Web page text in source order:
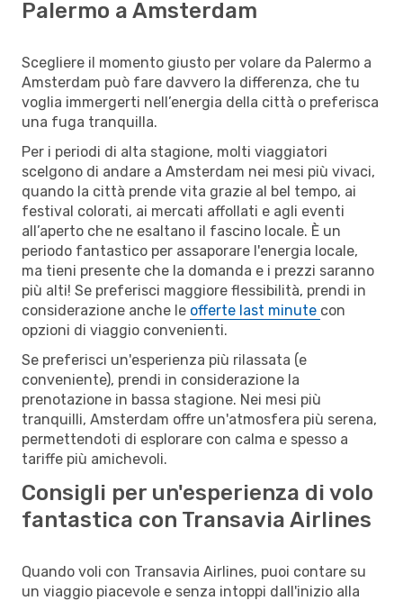
Palermo a Amsterdam
Scegliere il momento giusto per volare da Palermo a
Amsterdam può fare davvero la differenza, che tu
voglia immergerti nell’energia della città o preferisca
una fuga tranquilla.
Per i periodi di alta stagione, molti viaggiatori
scelgono di andare a Amsterdam nei mesi più vivaci,
quando la città prende vita grazie al bel tempo, ai
festival colorati, ai mercati affollati e agli eventi
all’aperto che ne esaltano il fascino locale. È un
periodo fantastico per assaporare l'energia locale,
ma tieni presente che la domanda e i prezzi saranno
più alti! Se preferisci maggiore flessibilità, prendi in
considerazione anche le offerte last minute con
opzioni di viaggio convenienti.
Se preferisci un'esperienza più rilassata (e
conveniente), prendi in considerazione la
prenotazione in bassa stagione. Nei mesi più
tranquilli, Amsterdam offre un'atmosfera più serena,
permettendoti di esplorare con calma e spesso a
tariffe più amichevoli.
Consigli per un'esperienza di volo
fantastica con Transavia Airlines
Quando voli con Transavia Airlines, puoi contare su
un viaggio piacevole e senza intoppi dall'inizio alla